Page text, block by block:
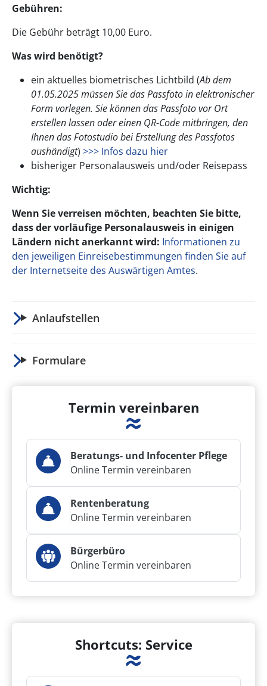
Gebühren:
Die Gebühr beträgt 10,00 Euro.
Was wird benötigt?
ein aktuelles biometrisches Lichtbild (Ab dem
01.05.2025 müssen Sie das Passfoto in elektronischer
Form vorlegen. Sie können das Passfoto vor Ort
erstellen lassen oder einen QR-Code mitbringen, den
Ihnen das Fotostudio bei Erstellung des Passfotos
aushändigt) >>> Infos dazu hier
bisheriger Personalausweis und/oder Reisepass
Wichtig:
Wenn Sie verreisen möchten, beachten Sie bitte,
dass der vorläufige Personalausweis in einigen
Ländern nicht anerkannt wird: Informationen zu
den jeweiligen Einreisebestimmungen finden Sie auf
der Internetseite des Auswärtigen Amtes.
Anlaufstellen
Formulare
Termin vereinbaren
Beratungs- und Infocenter Pflege
Online Termin vereinbaren
Rentenberatung
Online Termin vereinbaren
Bürgerbüro
Online Termin vereinbaren
Shortcuts: Service